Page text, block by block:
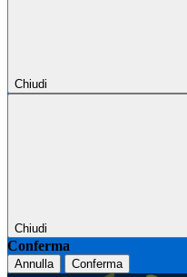
Chiudi
Chiudi
Conferma
Annulla Conferma